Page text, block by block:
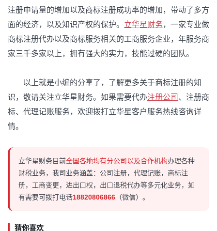
注册申请量的增加以及商标注册成功率的增加，带动了多方
面的经济，以及知识产权的保护。 立华星财务，一家专业做
商标注册代办以及商标服务相关的工商服务企业，年服务商
家三千多家以上，拥有强大的实力，技能过硬的团队。
以上就是小编的分享了，了解更多关于商标注册的知
识，敬请关注立华星财务。如果需要代办注册公司 、注册商
标、代理记账服务，欢迎拨打立华星客户服务热线咨询详
情。
立华星财务目前全国各地均有分公司以及合作机构办理各种
财税业务，我司业务涵盖：公司注册，代理记账，商标注
册，工商变更，进出口权，出口退税代办等多元化业务，如
有需要可拨打电话18820806866 （微信）。
猜你喜欢